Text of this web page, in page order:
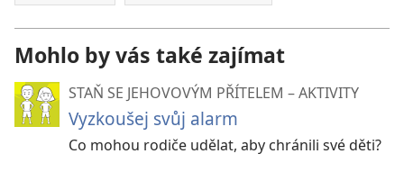
Mohlo by vás také zajímat
STAŇ SE JEHOVOVÝM PŘÍTELEM – AKTIVITY
Vyzkoušej svůj alarm
Co mohou rodiče udělat, aby chránili své děti?